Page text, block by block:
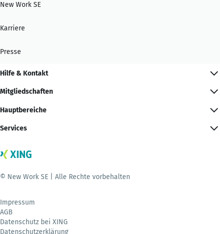
New Work SE
Karriere
Presse
Hilfe & Kontakt
Mitgliedschaften
Hauptbereiche
Services
© New Work SE | Alle Rechte vorbehalten
Impressum
AGB
Datenschutz bei XING
Datenschutzerklärung